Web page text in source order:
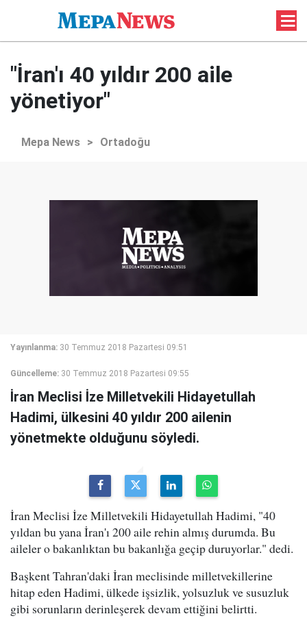
"İran'ı 40 yıldır 200 aile
yönetiyor"
Mepa News > Ortadoğu
Yayınlanma: 30 Temmuz 2018 Pazartesi 09:51
Güncelleme: 30 Temmuz 2018 Pazartesi 09:55
İran Meclisi İze Milletvekili Hidayetullah
Hadimi, ülkesini 40 yıldır 200 ailenin
yönetmekte olduğunu söyledi.
İran Meclisi İze Milletvekili Hidayetullah Hadimi, "40
yıldan bu yana İran'ı 200 aile rehin almış durumda. Bu
aileler o bakanlıktan bu bakanlığa geçip duruyorlar." dedi.
Başkent Tahran'daki İran meclisinde milletvekillerine
hitap eden Hadimi, ülkede işsizlik, yolsuzluk ve susuzluk
gibi sorunların derinleşerek devam ettiğini belirtti.